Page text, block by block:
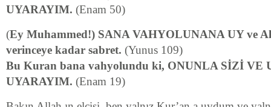
UYARAYIM. (Enam 50)
(Ey Muhammed!) SANA VAHYOLUNANA UY ve
verinceye kadar sabret. (Yunus 109)
Bu Kuran bana vahyolundu ki, ONUNLA SİZİ VE
UYARAYIM. (Enam 19)